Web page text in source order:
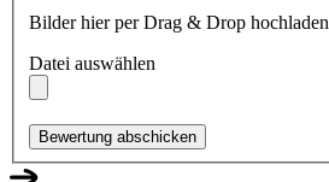
Bilder hier per Drag & Drop hochladen
Datei auswählen
Bewertung abschicken